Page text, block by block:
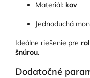
Materiál: kov
Jednoduchá
Ideálne riešenie pre
šnúrou.
Dodatočné